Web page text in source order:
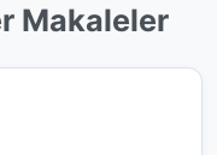
Makaleler